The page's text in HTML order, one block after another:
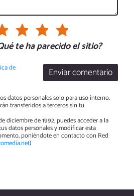
te ha parecido el sitio?
Enviar comentario
de
datos personales solo para uso interno.
transferidos a terceros sin tu
diciembre de 1992, puedes acceder a la
datos personales y modificar esta
poniéndote en contacto con Red
)